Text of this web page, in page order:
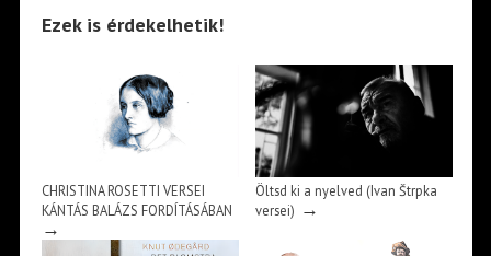
Ezek is érdekelhetik!
CHRISTINA ROSETTI VERSEI
KÁNTÁS BALÁZS FORDÍTÁSÁBAN
→
Öltsd ki a nyelved (Ivan Štrpka
versei) →